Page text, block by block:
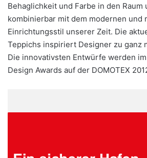
Behaglichkeit und Farbe in den Raum
kombinierbar mit dem modernen und
Einrichtungsstil unserer Zeit. Die
Teppichs inspiriert Designer zu ganz
Die innovativsten Entwürfe werden
Design Awards auf der DOMOTEX